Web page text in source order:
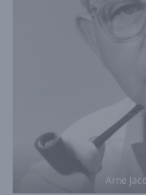
Arne